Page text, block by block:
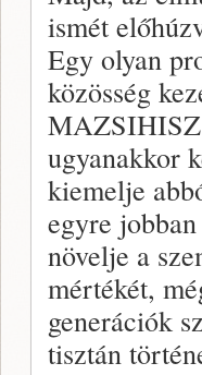
ismét
Egy olyan
közösség
MAZSIHISZ
ugyanakkor
kiemelje
egyre
növelje a
mértékét,
generációk
tisztán